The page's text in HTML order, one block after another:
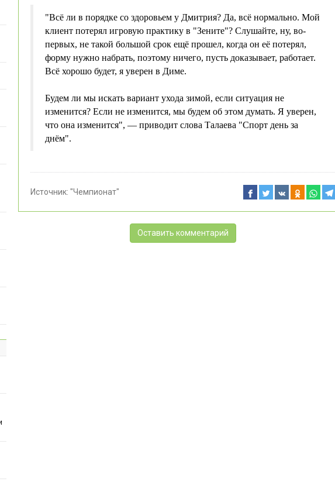
"Всё ли в порядке со здоровьем у Дмитрия? Да, всё нормально. Мой
клиент потерял игровую практику в "Зените"? Слушайте, ну, во-
первых, не такой большой срок ещё прошел, когда он её потерял,
форму нужно набрать, поэтому ничего, пусть доказывает, работает.
Всё хорошо будет, я уверен в Диме.
Будем ли мы искать вариант ухода зимой, если ситуация не
изменится? Если не изменится, мы будем об этом думать. Я уверен,
что она изменится", — приводит слова Талаева "Спорт день за
днём".
Источник: "Чемпионат"
Оставить комментарий